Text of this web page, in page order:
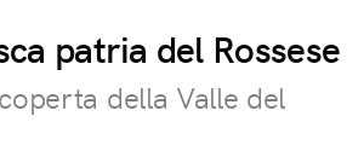
patria del Rossese
della Valle del